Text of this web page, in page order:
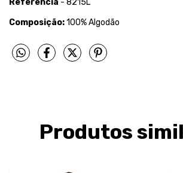
Composição:100% Algodão
Produtos